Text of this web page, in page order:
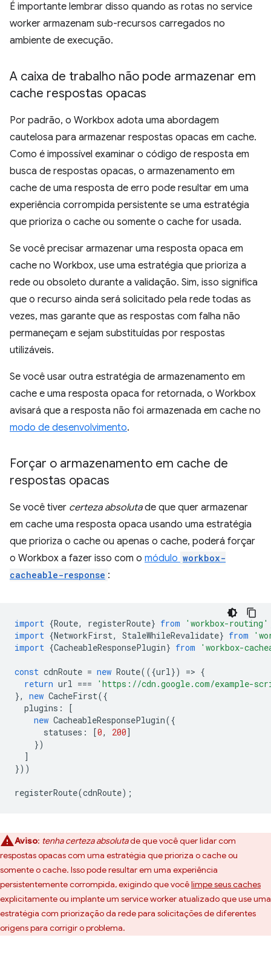
É importante lembrar disso quando as rotas no service
worker armazenam sub-recursos carregados no
ambiente de execução.
A caixa de trabalho não pode armazenar em
cache respostas opacas
Por padrão, o Workbox adota uma abordagem
cautelosa para armazenar respostas opacas em cache.
Como é impossível examinar o código de resposta em
busca de respostas opacas, o armazenamento em
cache de uma resposta de erro pode resultar em uma
experiência corrompida persistente se uma estratégia
que prioriza o cache ou somente o cache for usada.
Se você precisar armazenar uma resposta opaca em
cache no Workbox, use uma estratégia que prioriza a
rede ou obsoleto durante a validação. Sim, isso significa
que o recurso ainda será solicitado pela rede todas as
vezes, mas garante que as respostas com falha não
permaneçam e sejam substituídas por respostas
utilizáveis.
Se você usar outra estratégia de armazenamento em
cache e uma resposta opaca for retornada, o Workbox
avisará que a resposta não foi armazenada em cache no
modo de desenvolvimento.
Forçar o armazenamento em cache de
respostas opacas
Se você tiver certeza absolutade que quer armazenar
em cache uma resposta opaca usando uma estratégia
que prioriza o cache ou apenas o cache, poderá forçar
o Workbox a fazer isso com o módulo workbox-
cacheable-response :
import {Route, registerRoute} from 'workbox-routing'
import {NetworkFirst, StaleWhileRevalidate} from
import {CacheableResponsePlugin} from 'workbox-
const cdnRoute = new Route(({url}) => {
return url ===
'https://cdn.google.com/example-
},
new CacheFirst({
plugins :
[
new CacheableResponsePlugin({
statuses : [0, 200]
})
]
}))
registerRoute(cdnRoute);
Aviso: tenha certeza absolutade que você quer lidar com
respostas opacas com uma estratégia que prioriza o cache ou
somente o cache. Isso pode resultar em uma experiência
persistentemente corrompida, exigindo que vocêlimpe seus caches
explicitamente ou implante um service worker atualizado que use uma
estratégia com priorização da rede para solicitações de diferentes
origens para corrigir o problema.